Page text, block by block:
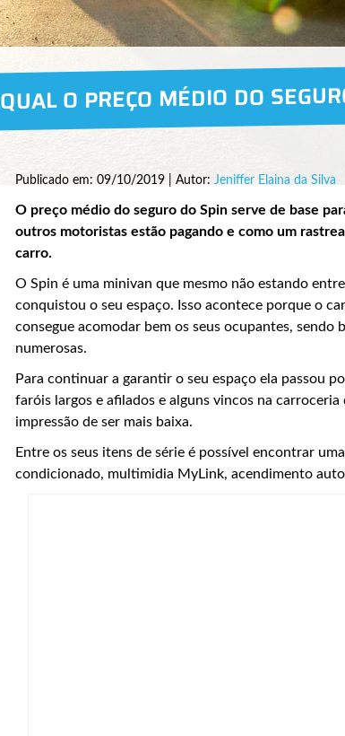
QUAL O PREÇO MÉDIO DO
Publicado em: 09/10/2019 | Autor: Jeniffer Elaina da Silva
O preço médio do seguro do Spin serve de base
outros motoristas estão pagando e como um
carro.
O Spin é uma minivan que mesmo não estando
conquistou o seu espaço. Isso acontece porque o
consegue acomodar bem os seus ocupantes, sendo
numerosas.
Para continuar a garantir o seu espaço ela passou
faróis largos e afilados e alguns vincos na carroceria
impressão de ser mais baixa.
Entre os seus itens de série é possível encontrar
condicionado, multimidia MyLink, acendimento